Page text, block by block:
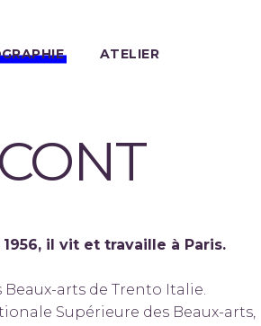
ATELIER
il vit et travaille à Paris.
Beaux-arts de Trento Italie.
Supérieure des Beaux-arts,